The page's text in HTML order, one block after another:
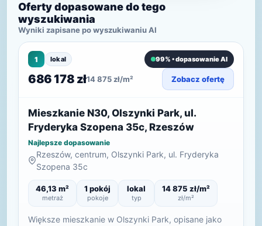
Oferty dopasowane do tego
wyszukiwania
Wyniki zapisane po wyszukiwaniu AI
1 lokal 99% • dopasowanie AI
686 178 zł14 875 zł/m² Zobacz ofertę
Mieszkanie N30, Olszynki Park, ul.
Fryderyka Szopena 35c, Rzeszów
Najlepsze dopasowanie
Rzeszów, centrum, Olszynki Park, ul. Fryderyka
Szopena 35c
46,13 m²
metraż
1 pokój
pokoje
lokal
typ
14 875 zł/m²
zł/m²
Większe mieszkanie w Olszynki Park, opisane jako